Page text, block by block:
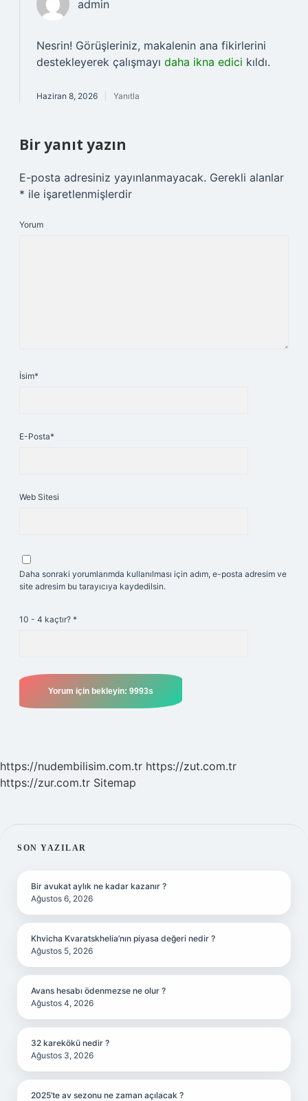
admin
Nesrin! Görüşleriniz, makalenin ana fikirlerini
destekleyerek çalışmayı daha ikna edici kıldı.
Haziran 8, 2026 Yanıtla
Bir yanıt yazın
E-posta adresiniz yayınlanmayacak. Gerekli alanlar
* ile işaretlenmişlerdir
Yorum
İsim*
E-Posta*
Web Sitesi
Daha sonraki yorumlarımda kullanılması için adım, e-posta adresim ve
site adresim bu tarayıcıya kaydedilsin.
10 - 4 kaçtır? *
https://nudembilisim.com.tr https://zut.com.tr
https://zur.com.tr Sitemap
SIDEBAR
SON YAZILAR
Bir avukat aylık ne kadar kazanır ?
Ağustos 6, 2026
Khvicha Kvaratskhelia’nın piyasa değeri nedir ?
Ağustos 5, 2026
Avans hesabı ödenmezse ne olur ?
Ağustos 4, 2026
32 karekökü nedir ?
Ağustos 3, 2026
2025’te av sezonu ne zaman açılacak ?